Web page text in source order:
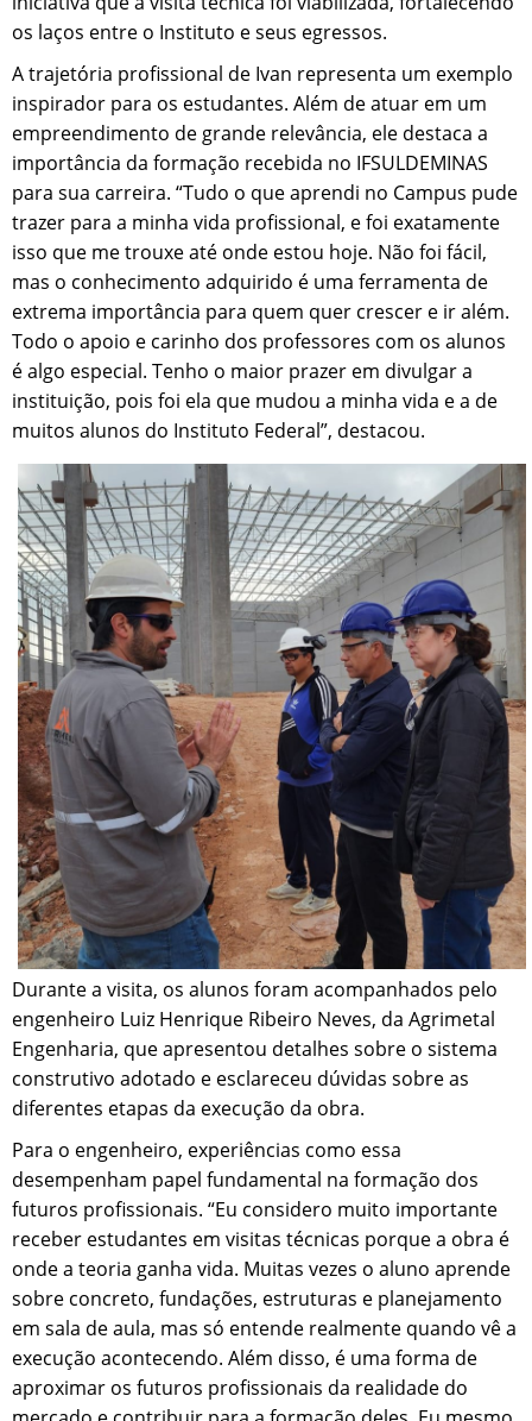
os laços entre o Instituto e seus egressos.
A trajetória profissional de Ivan representa um exemplo
inspirador para os estudantes. Além de atuar em um
empreendimento de grande relevância, ele destaca a
importância da formação recebida no IFSULDEMINAS
para sua carreira. “Tudo o que aprendi no Campus pude
trazer para a minha vida profissional, e foi exatamente
isso que me trouxe até onde estou hoje. Não foi fácil,
mas o conhecimento adquirido é uma ferramenta de
extrema importância para quem quer crescer e ir além.
Todo o apoio e carinho dos professores com os alunos
é algo especial. Tenho o maior prazer em divulgar a
instituição, pois foi ela que mudou a minha vida e a de
muitos alunos do Instituto Federal”, destacou.
Durante a visita, os alunos foram acompanhados pelo
engenheiro Luiz Henrique Ribeiro Neves, da Agrimetal
Engenharia, que apresentou detalhes sobre o sistema
construtivo adotado e esclareceu dúvidas sobre as
diferentes etapas da execução da obra.
Para o engenheiro, experiências como essa
desempenham papel fundamental na formação dos
futuros profissionais. “Eu considero muito importante
receber estudantes em visitas técnicas porque a obra é
onde a teoria ganha vida. Muitas vezes o aluno aprende
sobre concreto, fundações, estruturas e planejamento
em sala de aula, mas só entende realmente quando vê a
execução acontecendo. Além disso, é uma forma de
aproximar os futuros profissionais da realidade do